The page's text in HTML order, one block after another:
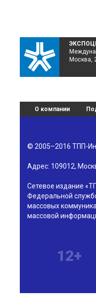
Москва,
О компании
© 2005–2016 ТПП-
Адрес: 109012,
Сетевое издание
Федеральной
массовых
массовой
12+